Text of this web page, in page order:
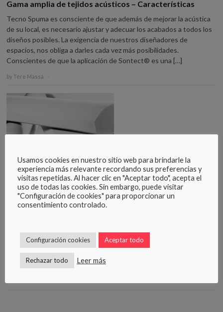
Gama amplia de tejidos acústicos – Características
Tecno Spuma es consciente de que además de mejorar la acústica
de su local, es necesario ajustar y adecuar los acabados a todos los
diseños posibles. La exigencia de nuestros diseñadores de
espacios, nos obliga a darles cada vez más posibilidades.
Conscientes de que la aplicación de Sontect® es una […]
by Tere Massa
Características técnicas del producto Sontect®–
Basotect®
Sontect® engloba el diseño y fabricación de paneles, bafles,
esta formado a partir del material absorbente Basotect®, del
fabricante BASF, como material base y principal, y opcionalmente
con acabado de telas […]
Usamos cookies en nuestro sitio web para brindarle la
experiencia más relevante recordando sus preferencias y
visitas repetidas. Al hacer clic en "Aceptar todo", acepta el
uso de todas las cookies. Sin embargo, puede visitar
"Configuración de cookies" para proporcionar un
consentimiento controlado.
Configuración cookies Aceptar todo
Rechazar todo Leer más